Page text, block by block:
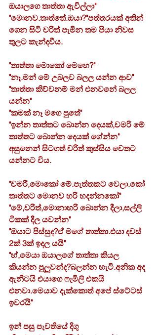
ඔයාලගෙ තාත්තා ඇවිල්ලා"
"මොනව.තාත්තේ.ඔයා?"පත්තරයක් අතින්
ගෙන සිටි චරිත් පැමින තම පියා නිවස
තුලට කැන්දවීය.
"තාත්තා මොකෝ මෙහෙ?"
"නෑ.මන් මේ උබලව බලල යන්න ආව"
"තාත්තා කිව්වනම් මන් එනවනේ බලල
යන්න"
"කමක් නෑ මගෙ පුතේ"
"ඉන්න තාත්තට බොන්න දෙයක්,චමරි මේ
තාත්තට බොන්න දෙයක් ගේන්න"
අසුනෙන් සිටගත් චරිත් කුස්සිය වෙතට
යන්නට විය.
"චමරී,මොකෝ මේ.පැත්තකට වෙලා.කෝ
තාත්තට මොනව හරි හදන්නකෝ"
"මේ,චරිත්,මොනාහරි බොන්න දීලා,සල්ලි
ටිකක් දීල යවන්න"
"ඔයාට පිස්සුද?ඒ මගේ තාත්තා.එයා දවස්
2ක් 3ක් ඉදල යයි"
"හ්,මෙයා ඔයාලගේ තාත්තා කියල
කියන්න පුලුවන්ද?බලන්න හැටි.අනික අද
ඇනීටයි එයාගෙ ෆැමිලි එකයි
එනවා.මෙයාව දැක්කොත් අපේ ස්ටේටස්
ඉවරයි"
ඉන් පසු පැවතියේ දිගු